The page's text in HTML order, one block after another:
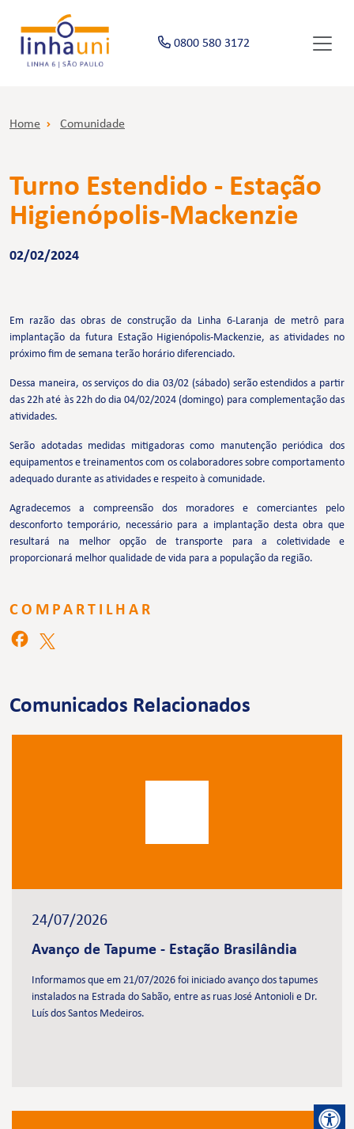
0800 580 3172
Home Comunidade
Turno Estendido - Estação
Higienópolis-Mackenzie
02/02/2024
Em razão das obras de construção da Linha 6-Laranja de metrô para
implantação da futura Estação Higienópolis-Mackenzie, as atividades no
próximo fim de semana terão horário diferenciado.
Dessa maneira, os serviços do dia 03/02 (sábado) serão estendidos a partir
das 22h até às 22h do dia 04/02/2024 (domingo) para complementação das
atividades.
Serão adotadas medidas mitigadoras como manutenção periódica dos
equipamentos e treinamentos com os colaboradores sobre comportamento
adequado durante as atividades e respeito à comunidade.
Agradecemos a compreensão dos moradores e comerciantes pelo
desconforto temporário, necessário para a implantação desta obra que
resultará na melhor opção de transporte para a coletividade e
proporcionará melhor qualidade de vida para a população da região.
COMPARTILHAR
Comunicados Relacionados
24/07/2026
Avanço de Tapume - Estação Brasilândia
Informamos que em 21/07/2026 foi iniciado avanço dos tapumes
instalados na Estrada do Sabão, entre as ruas José Antonioli e Dr.
Luís dos Santos Medeiros.